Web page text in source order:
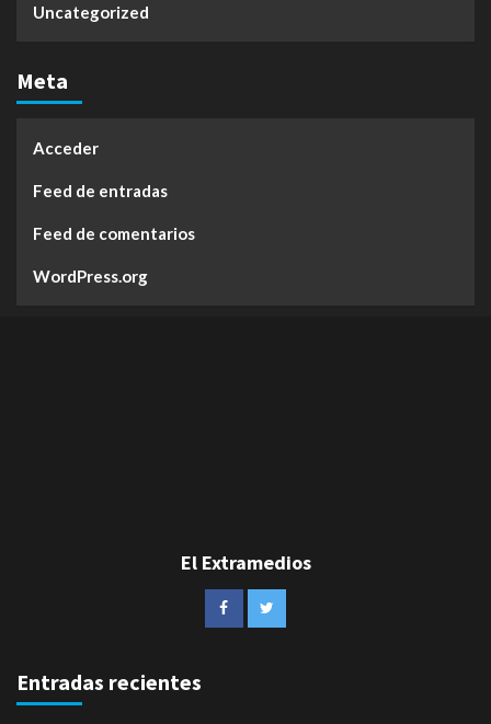
Uncategorized
Meta
Acceder
Feed de entradas
Feed de comentarios
WordPress.org
El Extramedios
Entradas recientes